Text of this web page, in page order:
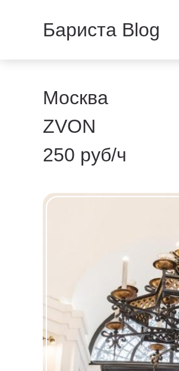
Бариста Blog
Москва
ZVON
250 руб/ч